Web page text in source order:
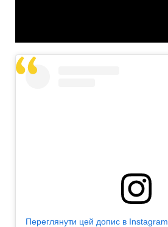
Переглянути цей допис в Instagram